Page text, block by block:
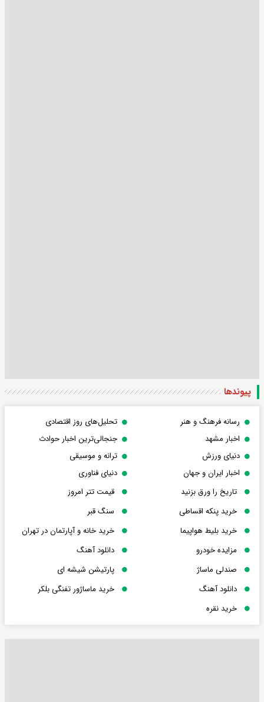
پیوندها
رسانه فرهنگ و هنر
تحلیل‌های روز اقتصادی
اخبار مشهد
جنجالی‌ترین اخبار حوادث
دنیای ورزش
ترانه و موسیقی
اخبار ایران و جهان
دنیای فناوری
تاریخ را ورق بزنید
قیمت تتر امروز
خرید پنکه اقساطی
سنگ قبر
خرید بلیط هواپیما
خرید خانه و آپارتمان در تهران
مزایده خودرو
دانلود آهنگ
صندلی ماساژ
پارتیشن شیشه ای
دانلود آهنگ
خرید ماساژور تفنگی بلکر
خرید نقره